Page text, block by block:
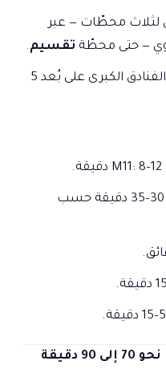
لثلاث محطّات — عبر
— حتى محطّة تقسيم.
اخرج من جهة الساحة. أغلب الفنادق الكبرى على بُعد 5
رحلة M11 حتى غايرت تبه: نحو 30–35 دقيقة حسب
دقيقة